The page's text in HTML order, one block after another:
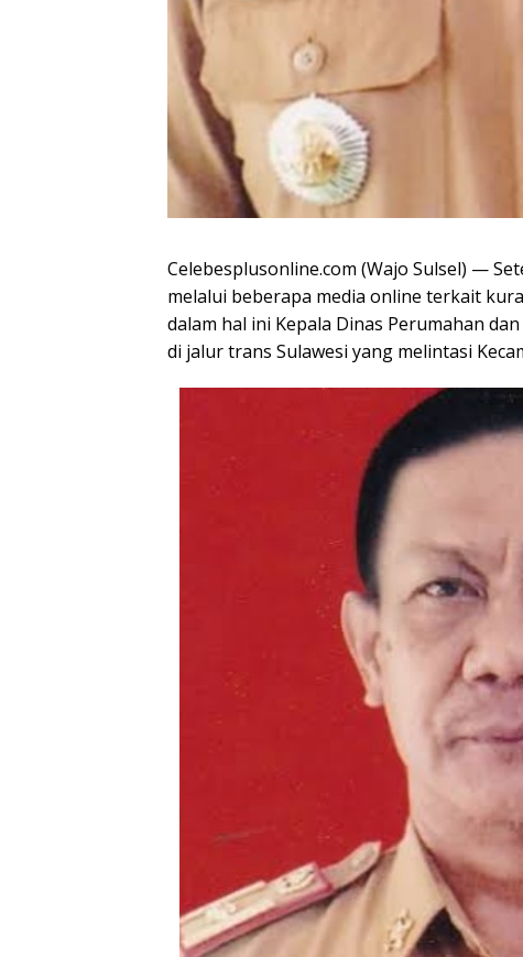
Celebesplusonline.com (Wajo Sulsel) —
melalui beberapa media online terkait
dalam hal ini Kepala Dinas Perumahan
di jalur trans Sulawesi yang melintasi